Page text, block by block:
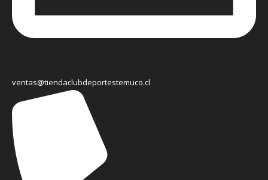
ventas@tiendaclubdeportestemuco.cl